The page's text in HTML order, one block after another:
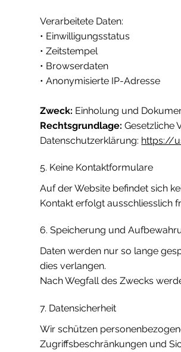
Verarbeitete Daten:
• Einwilligungsstatus
• Zeitstempel
• Browserdaten
• Anonymisierte IP-Adresse
Zweck: Einholung und
Rechtsgrundlage:Gesetzliche
Datenschutzerklärung: https://
5. Keine Kontaktformulare
Auf der Website befindet sich
Kontakt erfolgt ausschliesslich
6. Speicherung und
Daten werden nur so lange
dies verlangen.
Nach Wegfall des Zwecks
7. Datensicherheit
Wir schützen
Zugriffsbeschränkungen und